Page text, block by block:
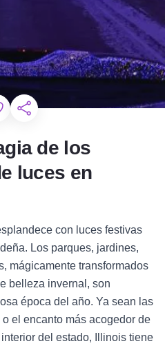
to Favorites
Compartir esta página
de los
luces en
con luces festivas
Los parques, jardines,
mágicamente transformados
belleza invernal, son
época del año. Ya sean las
el encanto más acogedor de
del estado, Illinois tiene